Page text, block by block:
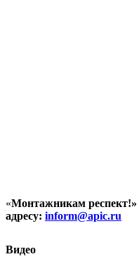
«Монтажникам респект!»
адресу: inform@apic.ru
Видео